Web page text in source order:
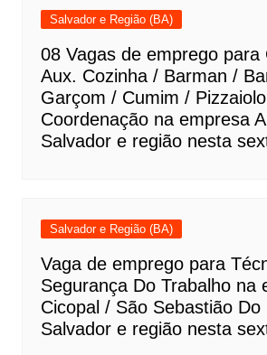
Salvador e Região (BA)
08 Vagas de emprego para
Aux. Cozinha / Barman /
Garçom / Cumim /
Coordenação na empresa
Salvador e região nesta
Salvador e Região (BA)
Vaga de emprego para
Segurança Do Trabalho na
Cicopal / São Sebastião Do
Salvador e região nesta